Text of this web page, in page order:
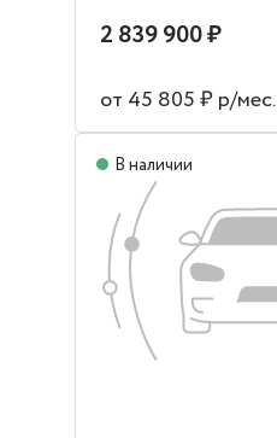
2 839 900 ₽
от 45 805 ₽ р/мес.
В наличии